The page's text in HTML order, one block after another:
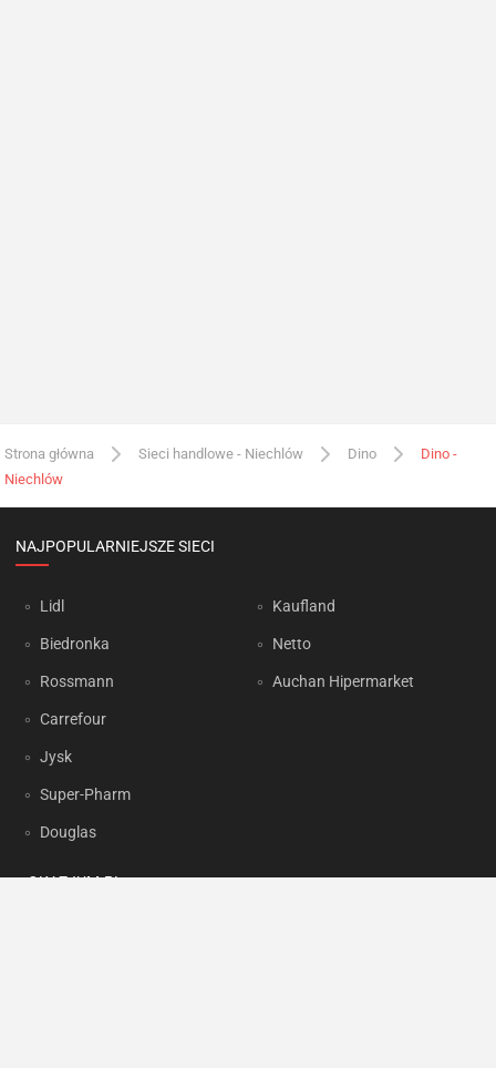
Strona główna Sieci handlowe - Niechlów Dino
Dino -
Niechlów
NAJPOPULARNIEJSZE SIECI
Lidl
Biedronka
Rossmann
Carrefour
Jysk
Super-Pharm
Douglas
Kaufland
Netto
Auchan Hipermarket
OKAZJUM.PL